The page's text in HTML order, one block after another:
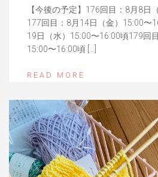
【今後の予定】176回目：8月8日
177回目：8月14日（金）15:00〜
19日（水）15:00〜16:00頃179回
15:00〜16:00頃 […]
READ MORE